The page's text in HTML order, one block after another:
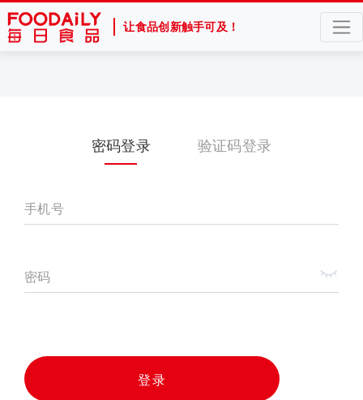
让食品创新触手可及！
密码登录 验证码登录
手机号
密码
登录